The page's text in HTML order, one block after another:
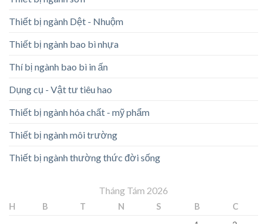
Thiết bị ngành Dệt - Nhuộm
Thiết bị ngành bao bì nhựa
Thí bị ngành bao bì in ấn
Dụng cụ - Vật tư tiêu hao
Thiết bị ngành hóa chất - mỹ phẩm
Thiết bị ngành môi trường
Thiết bị ngành thường thức đời sống
Tháng Tám 2026
H B T N S B
C